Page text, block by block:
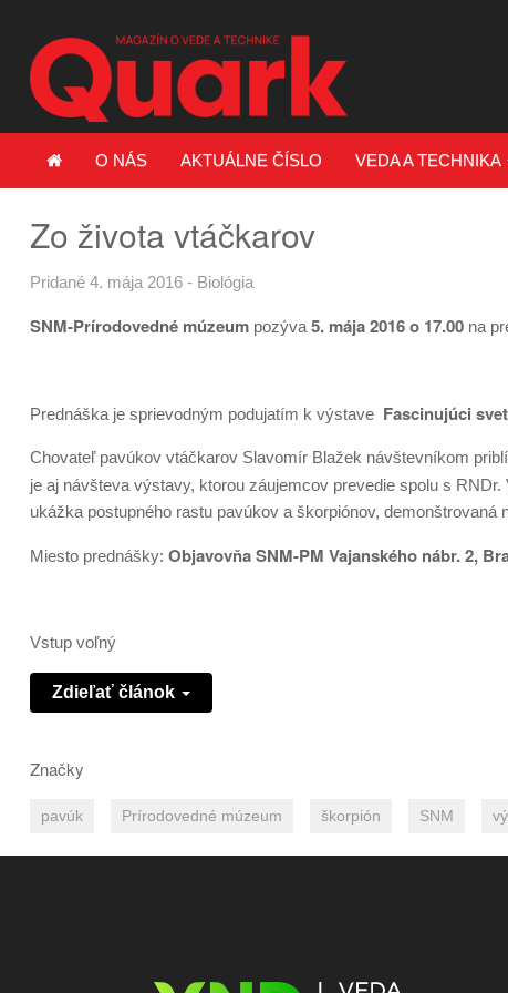
O NÁS AKTUÁLNE ČÍSLO VEDA A TECHNIKA
Zo života vtáčkarov
Pridané 4. mája 2016 - Biológia
SNM-Prírodovedné múzeum pozýva 5. mája 2016 o 17.00 na
Prednáška je sprievodným podujatím k výstave Fascinujúci
Chovateľ pavúkov vtáčkarov Slavomír Blažek návštevníkom
je aj návšteva výstavy, ktorou záujemcov prevedie spolu s
ukážka postupného rastu pavúkov a škorpiónov,
Miesto prednášky: Objavovňa SNM-PM Vajanského nábr. 2,
Vstup voľný
Zdieľať článok
Značky
pavúk Prírodovedné múzeum škorpión SNM